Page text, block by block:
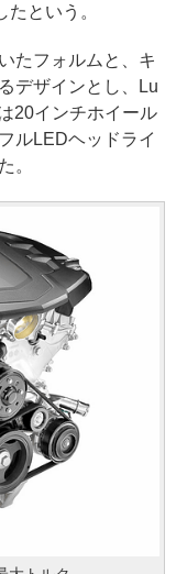
という。
たフォルムと、キ
デザインとし、Lu
20インチホイール
ルLEDヘッドライ
。